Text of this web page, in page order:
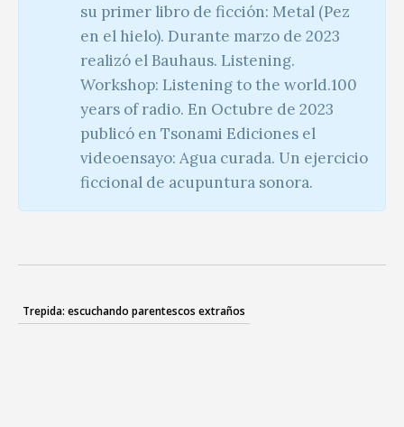
su primer libro de ficción: Metal (Pez
en el hielo). Durante marzo de 2023
realizó el Bauhaus. Listening.
Workshop: Listening to the world.100
years of radio. En Octubre de 2023
publicó en Tsonami Ediciones el
videoensayo: Agua curada. Un ejercicio
ficcional de acupuntura sonora.
Trepida: escuchando parentescos extraños